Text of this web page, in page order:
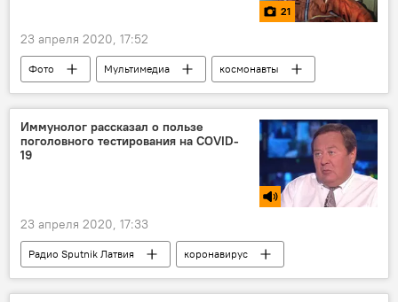
21
23 апреля 2020, 17:52
Фото Мультимедиа
космонавты
СССР
Иммунолог рассказал о пользе
поголовного тестирования на COVID-
19
23 апреля 2020, 17:33
Радио Sputnik Латвия
коронавирус
Весь мир
Владислав Жемчугов